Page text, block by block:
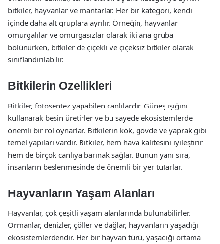
bitkiler, hayvanlar ve mantarlar. Her bir kategori, kendi
içinde daha alt gruplara ayrılır. Örneğin, hayvanlar
omurgalılar ve omurgasızlar olarak iki ana gruba
bölünürken, bitkiler de çiçekli ve çiçeksiz bitkiler olarak
sınıflandırılabilir.
Bitkilerin Özellikleri
Bitkiler, fotosentez yapabilen canlılardır. Güneş ışığını
kullanarak besin üretirler ve bu sayede ekosistemlerde
önemli bir rol oynarlar. Bitkilerin kök, gövde ve yaprak gibi
temel yapıları vardır. Bitkiler, hem hava kalitesini iyileştirir
hem de birçok canlıya barınak sağlar. Bunun yanı sıra,
insanların beslenmesinde de önemli bir yer tutarlar.
Hayvanların Yaşam Alanları
Hayvanlar, çok çeşitli yaşam alanlarında bulunabilirler.
Ormanlar, denizler, çöller ve dağlar, hayvanların yaşadığı
ekosistemlerdendir. Her bir hayvan türü, yaşadığı ortama